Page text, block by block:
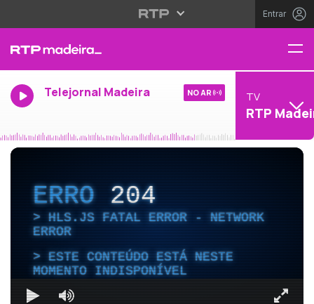
Entrar
Telejornal Madeira NO AR TV
RTP
ERRO204
HLS.JS FATAL ERROR - NETWORK
ERROR
ESTE CONTEÚDO ESTÁ NESTE
MOMENTO INDISPONÍVEL